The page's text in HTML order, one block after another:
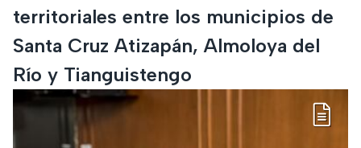
territoriales entre los municipios de
Santa Cruz Atizapán, Almoloya del
Río y Tianguistengo